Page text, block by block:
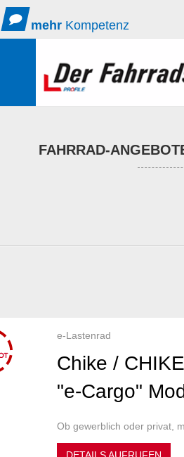
mehr Kompetenz
FAHRRAD-
e-Lastenrad
Chike /
"e-Cargo"
Ob gewerblich oder privat,